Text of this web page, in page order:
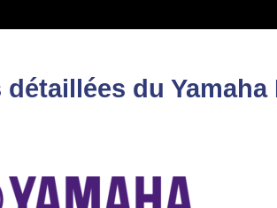
du Yamaha